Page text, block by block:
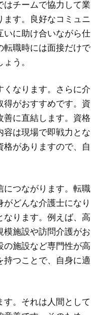
チームで協力して業
す。良好なコミュニ
いに助け合いながら仕
転職時には面接だけで
う。
くなります。さらに介
がおすすめです。資
に直結します。資格
は現場で即戦力とな
格がありますので、自
につながります。転職
どんな介護士になり
なります。例えば、高
施設や訪問介護がお
施設など専門性が高
持つことで、自身に適
。それは人間として